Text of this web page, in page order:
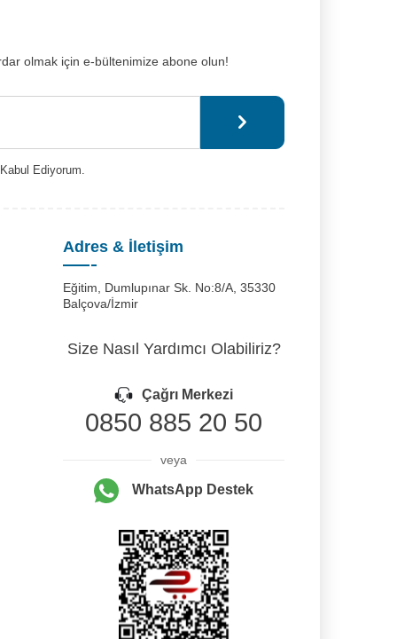
olmak için e-bültenimize abone olun!
Ediyorum.
Adres & İletişim
Eğitim, Dumlupınar Sk. No:8/A, 35330
Balçova/İzmir
Size Nasıl Yardımcı Olabiliriz?
Çağrı Merkezi
0850 885 20 50
veya
WhatsApp Destek